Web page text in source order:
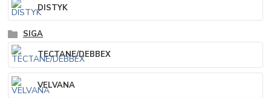
DISTYK
SIGA
TECTANE/DEBBEX
VELVANA